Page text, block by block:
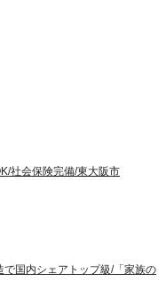
社会保険完備/東大阪市
国内シェアトップ級/「家族の